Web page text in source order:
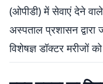
(ओपीडी) में सेवाएं देने
अस्पताल प्रशासन द्वारा
विशेषज्ञ डॉक्टर मरीजों